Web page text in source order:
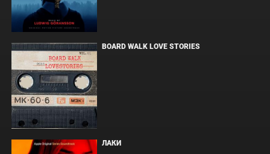
BOARD WALK LOVE STORIES
ЛАКИ